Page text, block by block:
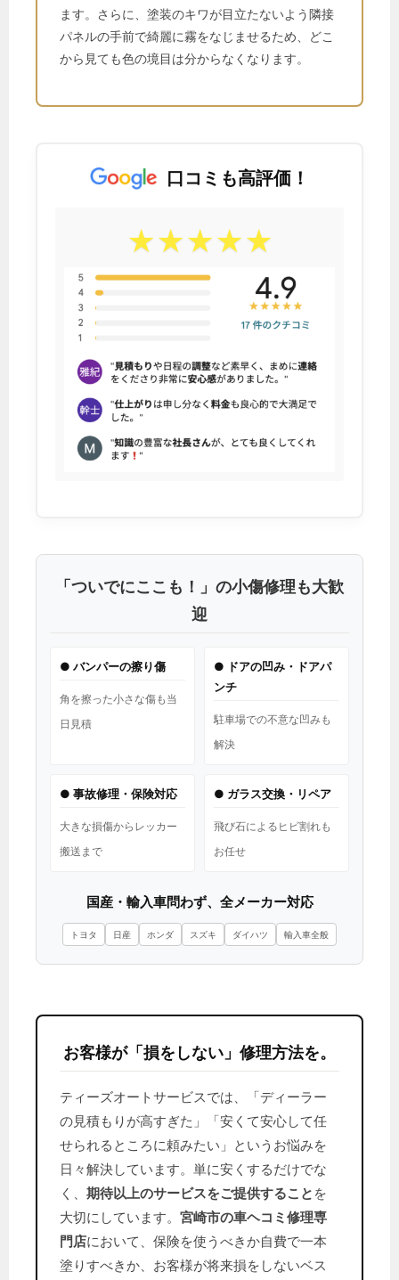
ます。さらに、塗装のキワが目立たないよう隣接
パネルの手前で綺麗に霧をなじませるため、どこ
から見ても色の境目は分からなくなります。
口コミも高評価！
★★★★★
「ついでにここも！」の小傷修理も大歓
迎
● バンパーの擦り傷
角を擦った小さな傷も当
日見積
● ドアの凹み・ドアパ
ンチ
駐車場での不意な凹みも
解決
● 事故修理・保険対応
大きな損傷からレッカー
搬送まで
● ガラス交換・リペア
飛び石によるヒビ割れも
お任せ
国産・輸入車問わず、全メーカー対応
トヨタ 日産 ホンダ スズキ ダイハツ 輸入車全般
お客様が「損をしない」修理方法を。
ティーズオートサービスでは、「ディーラー
の見積もりが高すぎた」「安くて安心して任
せられるところに頼みたい」というお悩みを
日々解決しています。単に安くするだけでな
く、 期待以上のサービスをご提供すること を
大切にしています。 宮崎市の車ヘコミ修理専
門店において、保険を使うべきか自費で一本
塗りすべきか、お客様が将来損をしないベス